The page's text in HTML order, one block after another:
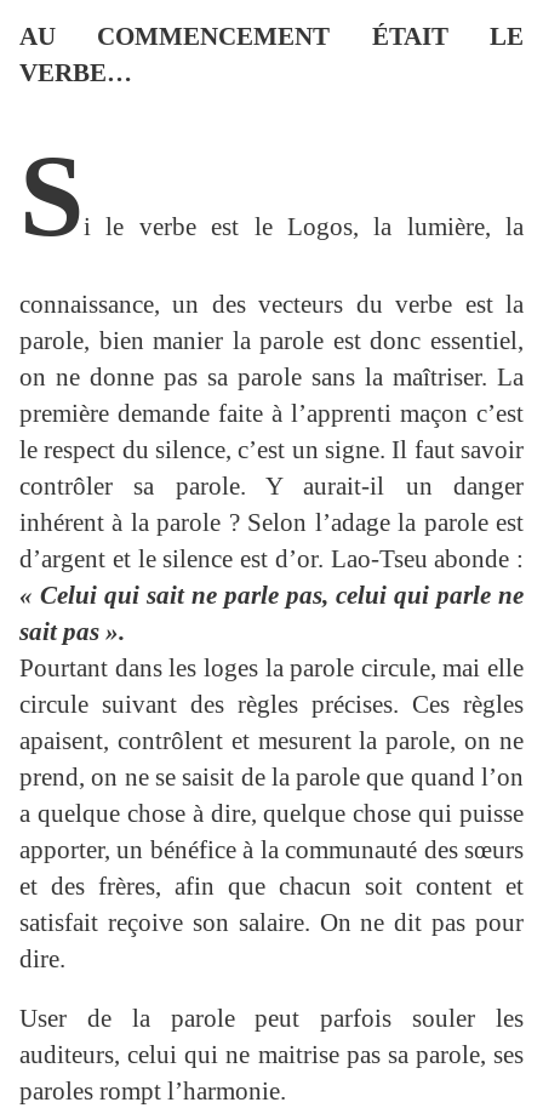
AU COMMENCEMENT ÉTAIT LE
VERBE…
Si le verbe est le Logos, la lumière, la
connaissance, un des vecteurs du verbe est la
parole, bien manier la parole est donc essentiel,
on ne donne pas sa parole sans la maîtriser. La
première demande faite à l’apprenti maçon c’est
le respect du silence, c’est un signe. Il faut savoir
contrôler sa parole. Y aurait-il un danger
inhérent à la parole ? Selon l’adage la parole est
d’argent et le silence est d’or. Lao-Tseu abonde :
« Celui qui sait ne parle pas, celui qui parle ne
sait pas ».
Pourtant dans les loges la parole circule, mai elle
circule suivant des règles précises. Ces règles
apaisent, contrôlent et mesurent la parole, on ne
prend, on ne se saisit de la parole que quand l’on
a quelque chose à dire, quelque chose qui puisse
apporter, un bénéfice à la communauté des sœurs
et des frères, afin que chacun soit content et
satisfait reçoive son salaire. On ne dit pas pour
dire.
User de la parole peut parfois souler les
auditeurs, celui qui ne maitrise pas sa parole, ses
paroles rompt l’harmonie.